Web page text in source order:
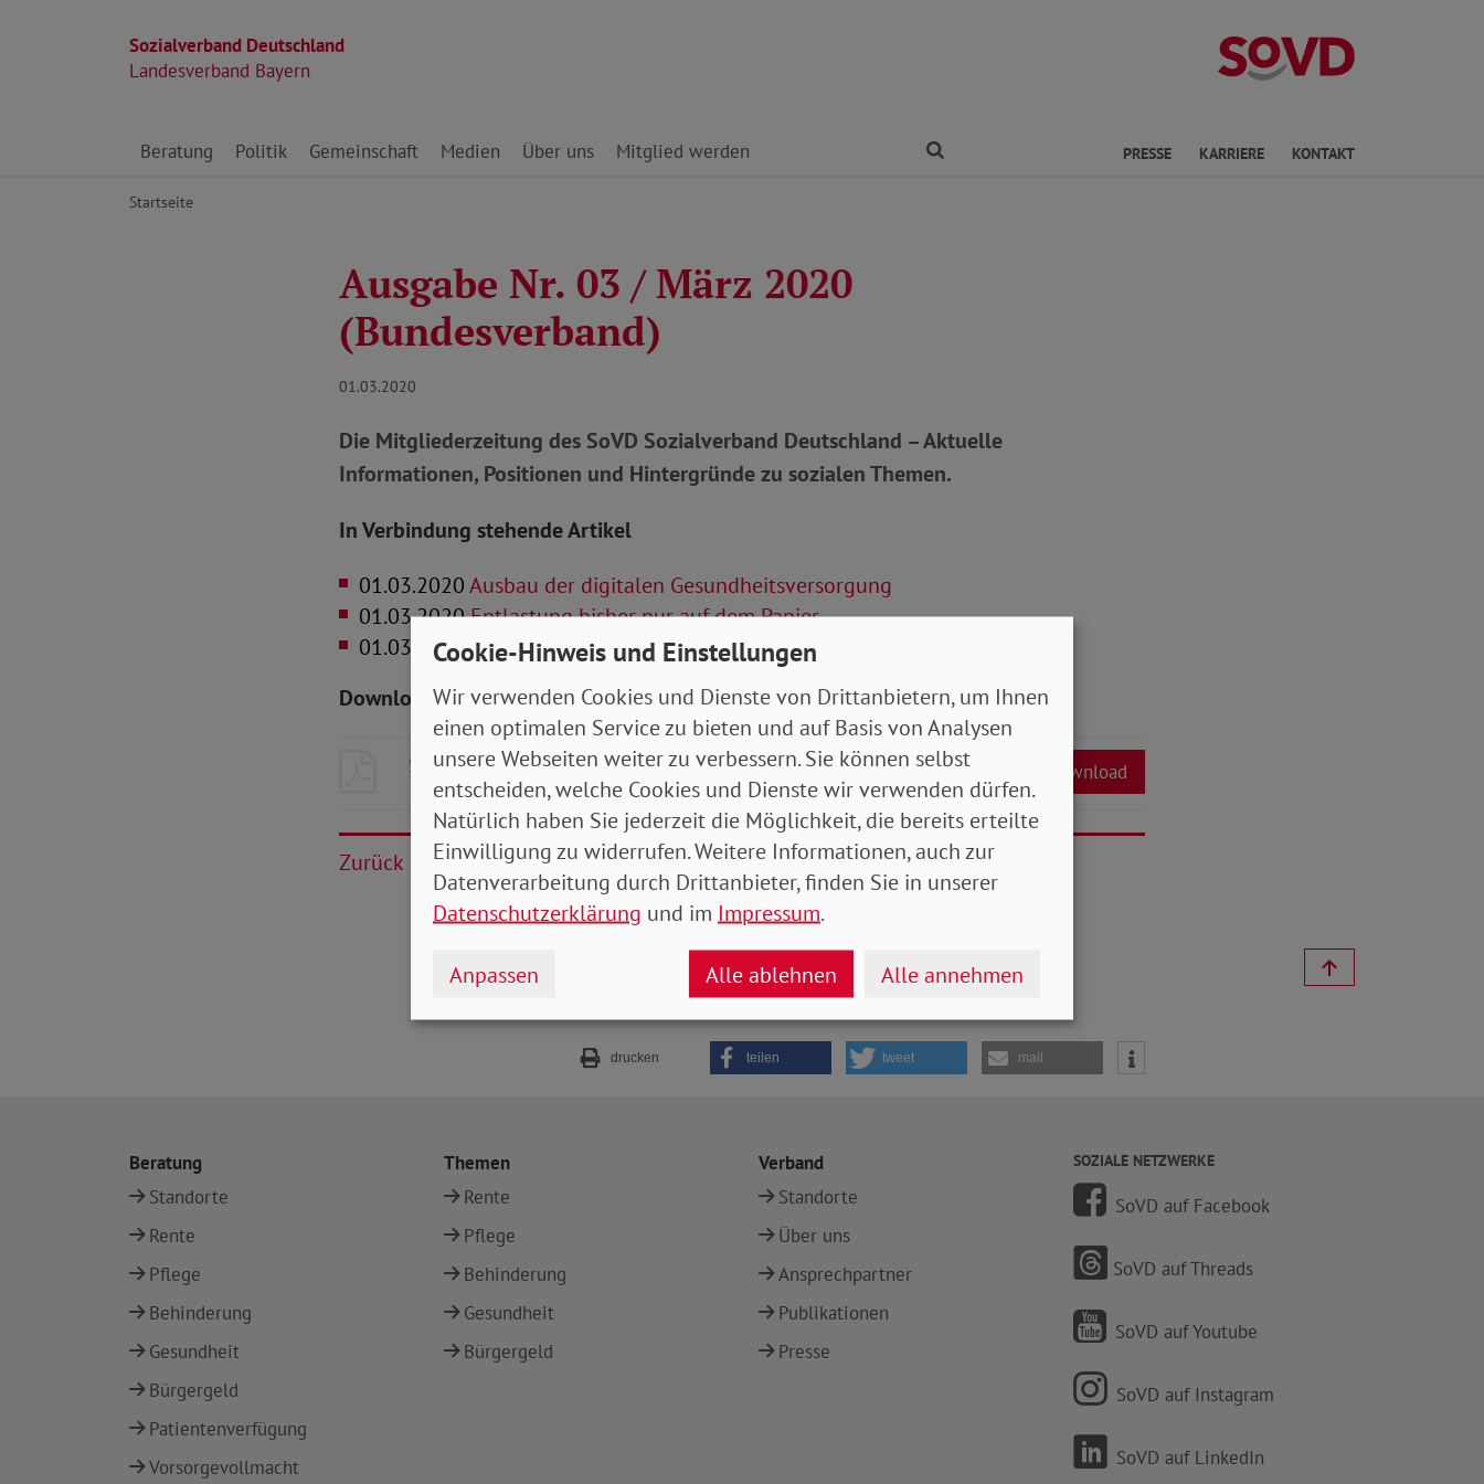
Sozialverband Deutschland
Landesverband Bayern
Landesverband
Direkt zu den Inhalten springen
Beratung Politik Gemeinschaft Medien Über uns Mitglied werden PRESSE KARRIERE KONTAKT
Startseite
Ausgabe Nr. 03 / März 2020
(Bundesverband)
01.03.2020
Die Mitgliederzeitung des SoVD Sozialverband Deutschland – Aktuelle
Informationen, Positionen und Hintergründe zu sozialen Themen.
In Verbindung stehende Artikel
01.03.2020Ausbau der digitalen Gesundheitsversorgung
01.03.2020Entlastung bisher nur auf dem Papier
01.03.2020Grundrente im Kern gut und richtig
Downloads zum Artikel
SoVD-Zeitung_03_2020_web.pdf- 3 MB Download
Zurück
drucken teilen tweet mail
Beratung
Standorte
Rente
Pflege
Behinderung
Gesundheit
Bürgergeld
Patientenverfügung
Vorsorgevollmacht
Themen
Rente
Pflege
Behinderung
Gesundheit
Bürgergeld
Verband
Standorte
Über uns
Ansprechpartner
Publikationen
Presse
SOZIALE NETZWERKE
SoVD auf Facebook
SoVD auf Threads
SoVD auf Youtube
SoVD auf Instagram
SoVD auf LinkedIn
Cookie-Hinweis und Einstellungen
Wir verwenden Cookies und Dienste von Drittanbietern, um Ihnen
einen optimalen Service zu bieten und auf Basis von Analysen
unsere Webseiten weiter zu verbessern. Sie können selbst
entscheiden, welche Cookies und Dienste wir verwenden dürfen.
Natürlich haben Sie jederzeit die Möglichkeit, die bereits erteilte
Einwilligung zu widerrufen. Weitere Informationen, auch zur
Datenverarbeitung durch Drittanbieter, finden Sie in unserer
Datenschutzerklärung und im Impressum.
Anpassen Alle ablehnen Alle annehmen